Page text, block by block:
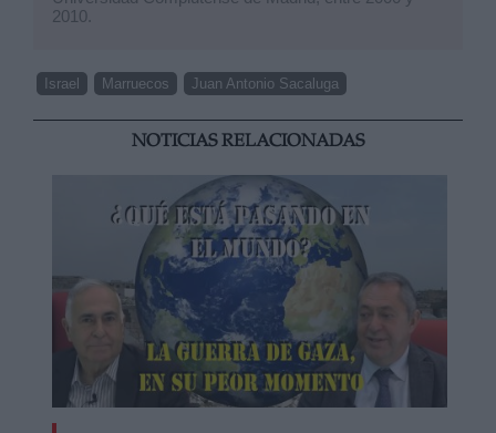
2010.
Israel Marruecos Juan Antonio Sacaluga
NOTICIAS RELACIONADAS